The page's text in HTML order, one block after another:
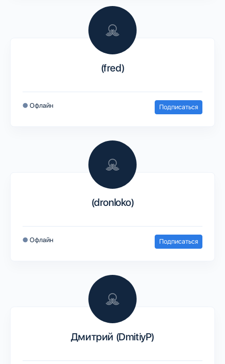
(fred)
● Офлайн Подписаться
(dronloko)
● Офлайн Подписаться
Дмитрий (DmitiyP)